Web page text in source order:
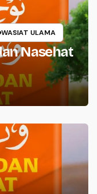
WASIAT ULAMA
Nasehat